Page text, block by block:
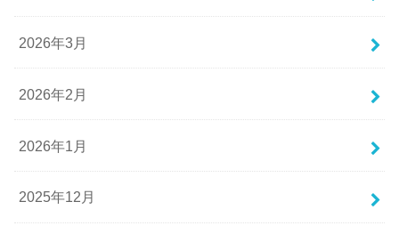
2026年3月
2026年2月
2026年1月
2025年12月